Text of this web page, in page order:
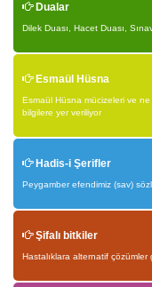
Dualar
Dilek Duası, Hacet Duası,
Esmaül Hüsna
Esmaül Hüsna mücizeleri ve
bilgilere yer veriliyor
Hadis-i Şerifler
Peygamber efendimiz (sav)
Şifalı bitkiler
Hastalıklara alternatif çözümler